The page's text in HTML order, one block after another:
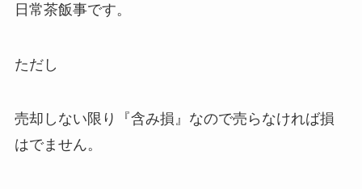
日常茶飯事です。
ただし
売却しない限り『含み損』なので売らなければ損
はでません。